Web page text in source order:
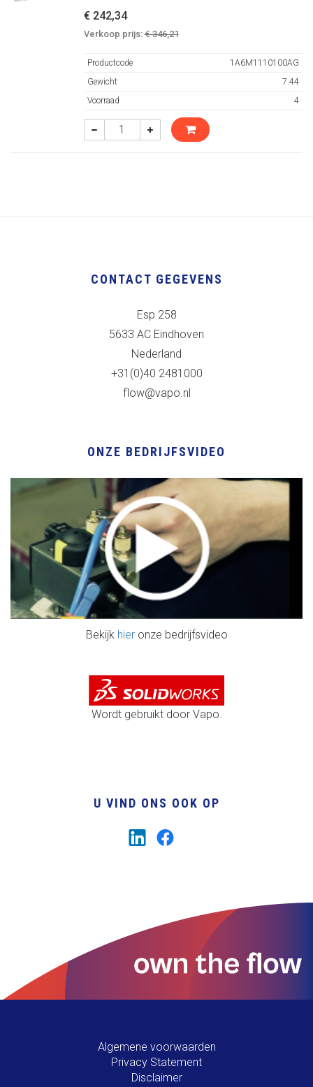
€ 242,34
Verkoop prijs:€ 346,21
Productcode
1A6M1110100AG
Gewicht
7.44
Voorraad
4
CONTACT GEGEVENS
Esp 258
5633 AC Eindhoven
Nederland
+31(0)40 2481000
flow@vapo.nl
ONZE BEDRIJFSVIDEO
Bekijk hieronze bedrijfsvideo
Wordt gebruikt door Vapo.
U VIND ONS OOK OP
Algemene voorwaarden
Privacy Statement
Disclaimer